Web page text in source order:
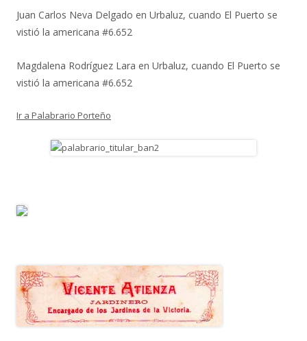
Juan Carlos Neva Delgado en Urbaluz, cuando El Puerto se
vistió la americana #6.652
Magdalena Rodríguez Lara en Urbaluz, cuando El Puerto se
vistió la americana #6.652
Ir a Palabrario Porteño